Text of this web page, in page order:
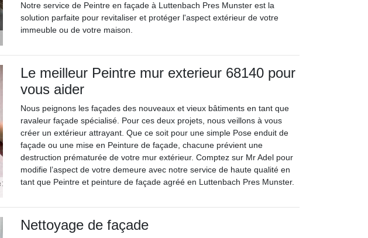
Notre service de Peintre en façade à Luttenbach Pres Munster est la
solution parfaite pour revitaliser et protéger l'aspect extérieur de votre
immeuble ou de votre maison.
Le meilleur Peintre mur exterieur 68140 pour
vous aider
Nous peignons les façades des nouveaux et vieux bâtiments en tant que
ravaleur façade spécialisé. Pour ces deux projets, nous veillons à vous
créer un extérieur attrayant. Que ce soit pour une simple Pose enduit de
façade ou une mise en Peinture de façade, chacune prévient une
destruction prématurée de votre mur extérieur. Comptez sur Mr Adel pour
modifie l’aspect de votre demeure avec notre service de haute qualité en
tant que Peintre et peinture de façade agréé en Luttenbach Pres Munster.
Nettoyage de façade